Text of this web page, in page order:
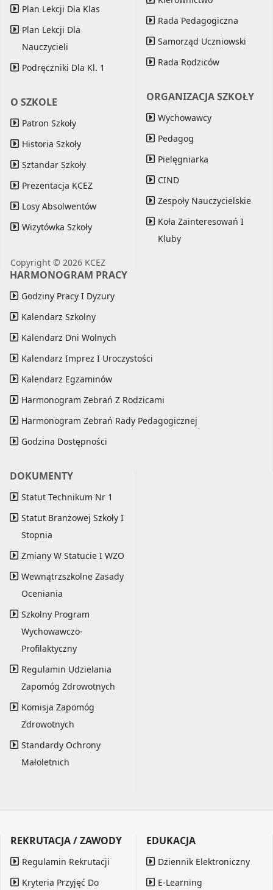
Plan Lekcji Dla Klas
Plan Lekcji Dla
Nauczycieli
Podręczniki Dla Kl. 1
O SZKOLE
Patron Szkoły
Historia Szkoły
Sztandar Szkoły
Prezentacja KCEZ
Losy Absolwentów
Wizytówka Szkoły
Copyright © 2026 KCEZ
Rada Pedagogiczna
Samorząd Uczniowski
Rada Rodziców
ORGANIZACJA SZKOŁY
Wychowawcy
Pedagog
Pielęgniarka
CIND
Zespoły Nauczycielskie
Koła Zainteresowań I
Kluby
HARMONOGRAM PRACY
Godziny Pracy I Dyżury
Kalendarz Szkolny
Kalendarz Dni Wolnych
Kalendarz Imprez I Uroczystości
Kalendarz Egzaminów
Harmonogram Zebrań Z Rodzicami
Harmonogram Zebrań Rady Pedagogicznej
Godzina Dostępności
DOKUMENTY
Statut Technikum Nr 1
Statut Branżowej Szkoły I
Stopnia
Zmiany W Statucie I WZO
Wewnątrzszkolne Zasady
Oceniania
Szkolny Program
Wychowawczo-
Profilaktyczny
Regulamin Udzielania
Zapomóg Zdrowotnych
Komisja Zapomóg
Zdrowotnych
Standardy Ochrony
Małoletnich
REKRUTACJA / ZAWODY
Regulamin Rekrutacji
Kryteria Przyjęć Do
EDUKACJA
Dziennik Elektroniczny
E-Learning